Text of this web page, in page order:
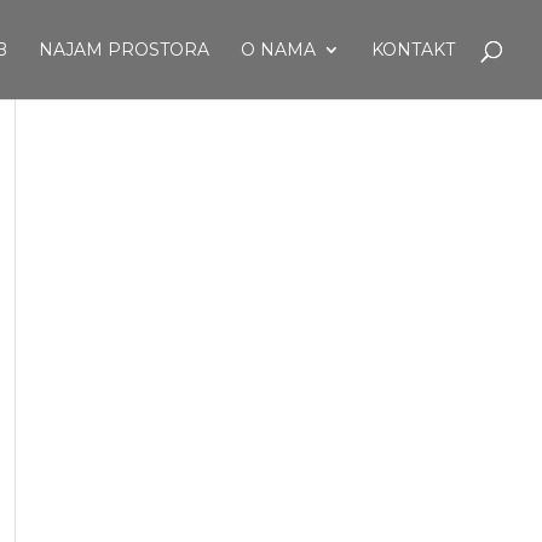
NAJAM PROSTORA O NAMA KONTAKT